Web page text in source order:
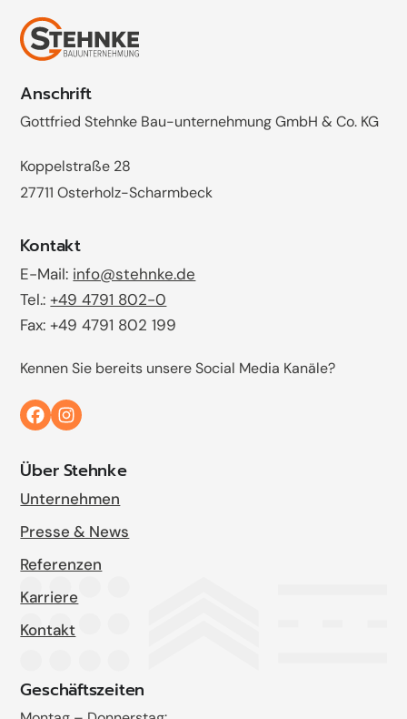
Anschrift
Gottfried Stehnke Bau-unternehmung GmbH & Co. KG
Koppelstraße 28
27711 Osterholz-Scharmbeck
Kontakt
E-Mail: info@stehnke.de
Tel.:+49 4791 802-0
Fax: +49 4791 802 199
Kennen Sie bereits unsere Social Media Kanäle?
Über Stehnke
Unternehmen
Presse & News
Referenzen
Karriere
Kontakt
Geschäftszeiten